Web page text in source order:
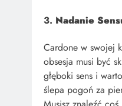
3. Nadanie
Cardone w swojej
obsesja musi być
głęboki sens i
ślepa pogoń za